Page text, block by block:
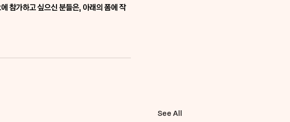
가하고 싶으신 분들은, 아래의 폼에 작
See All